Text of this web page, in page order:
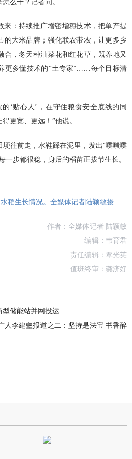
么干？记者问。
来：持续推广增密增穗技术，把单产提
的大米品牌；强化联农带农，让更多乡
合，冬天种油菜花和红花草，既养地又
更多懂技术的“土专家”……每个目标清
‘贴心人’，在守住粮食安全底线的同
更宽、更远！”他说。
往前走，水鞋踩在泥里，发出“噗嗤噗
一步都很稳，身后的稻苗正拔节生长。
稻生长情况。全媒体记者陆颖敏摄
作者：全媒体记者 陆颖敏
编辑：韦育君
责任编辑：覃光英
值班终审：龚济好
储能站并网投运
人李建壑报道之二：坚持是法宝 书香醉